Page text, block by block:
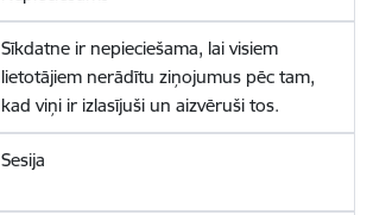
Sīkdatne ir nepieciešama, lai visiem
lietotājiem nerādītu ziņojumus pēc tam,
kad viņi ir izlasījuši un aizvēruši tos.
Sesija